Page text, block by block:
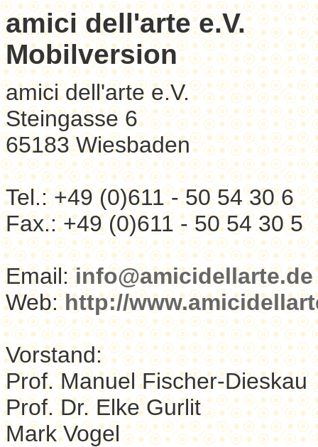
amici dell'arte e.V.
Mobilversion
amici dell'arte e.V.
Steingasse 6
65183 Wiesbaden
Tel.: +49 (0)611 - 50 54 30 6
Fax.: +49 (0)611 - 50 54 30 5
Email:info@amicidellarte.de
Web:http://
Vorstand:
Prof. Manuel Fischer-Dieskau
Prof. Dr. Elke Gurlit
Mark Vogel